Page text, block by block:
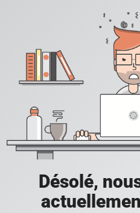
Désolé,